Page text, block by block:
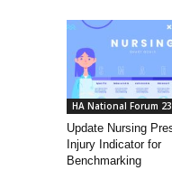
HA National Forum 23
Update Nursing
Injury Indicator for
Benchmarking